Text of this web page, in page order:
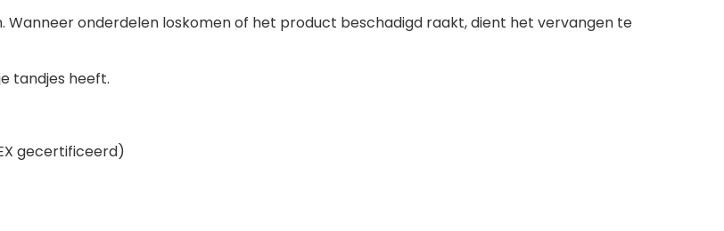
onderdelen loskomen of het product beschadigd raakt, dient het vervangen te
tandjes heeft.
gecertificeerd)